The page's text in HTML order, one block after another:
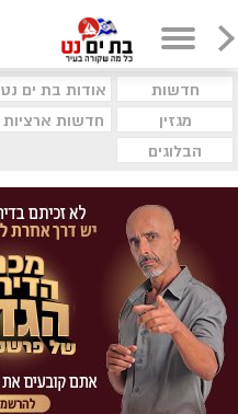
חדשות אודות בת ים נט
מגזין
חדשות ארציות
הבלוגים